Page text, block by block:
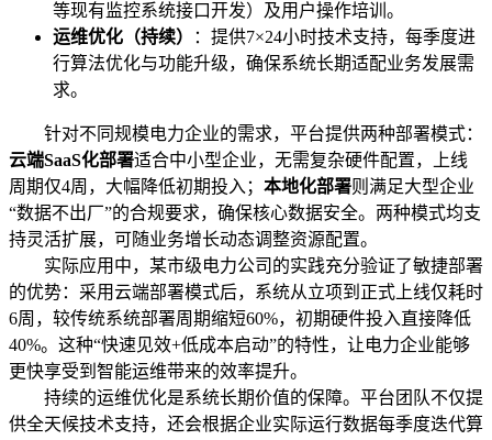
等现有监控系统接口开发）及用户操作培训。
运维优化（持续）
：提供7×24小时技术支持，每季度进
行算法优化与功能升级，确保系统长期适配业务发展需
求。
针对不同规模电力企业的需求，平台提供两种部署模式：
云端SaaS化部署适合中小型企业，无需复杂硬件配置，上线
周期仅4周，大幅降低初期投入； 本地化部署则满足大型企业
“数据不出厂”的合规要求，确保核心数据安全。两种模式均支
持灵活扩展，可随业务增长动态调整资源配置。
实际应用中，某市级电力公司的实践充分验证了敏捷部署
的优势：采用云端部署模式后，系统从立项到正式上线仅耗时
6周，较传统系统部署周期缩短60%，初期硬件投入直接降低
40%。这种“快速见效+低成本启动”的特性，让电力企业能够
更快享受到智能运维带来的效率提升。
持续的运维优化是系统长期价值的保障。平台团队不仅提
供全天候技术支持，还会根据企业实际运行数据每季度迭代算